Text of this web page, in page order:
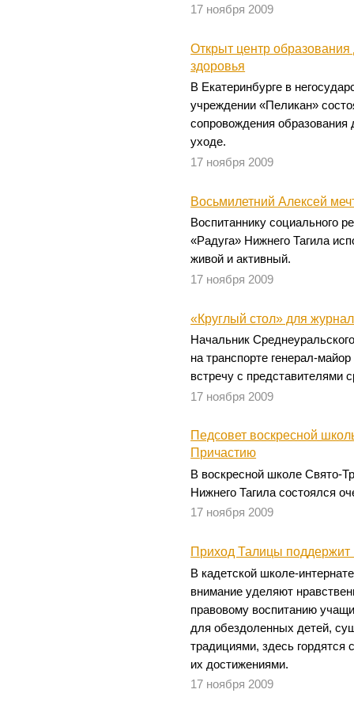
17 ноября 2009
Открыт центр
здоровья
В Екатеринбурге в
учреждении «Пеликан»
сопровождения
уходе.
17 ноября 2009
Восьмилетний Алексей
Воспитаннику социального
«Радуга» Нижнего Тагила
живой и активный.
17 ноября 2009
«Круглый стол» для
Начальник
на транспорте генерал-
встречу с представителями
17 ноября 2009
Педсовет воскресной
Причастию
В воскресной школе Свято-
Нижнего Тагила состоялся
17 ноября 2009
Приход Талицы поддержит
В кадетской школе-
внимание уделяют
правовому воспитанию
для обездоленных детей,
традициями, здесь гордятся
их достижениями.
17 ноября 2009